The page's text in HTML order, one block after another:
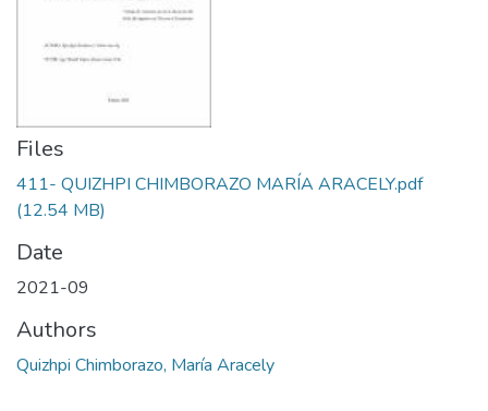
Files
411- QUIZHPI CHIMBORAZO MARÍA ARACELY.pdf
(12.54 MB)
Date
2021-09
Authors
Quizhpi Chimborazo, María Aracely